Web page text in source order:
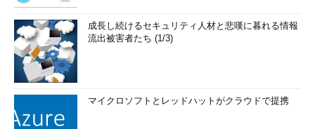
成長し続けるセキュリティ人材と悲嘆に暮れる情報
流出被害者たち (1/3)
マイクロソフトとレッドハットがクラウドで提携